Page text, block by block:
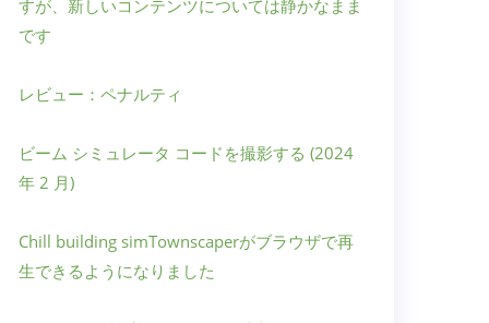
すが、新しいコンテンツについては静かなまま
です
レビュー：ペナルティ
ビーム シミュレータ コードを撮影する (2024
年 2 月)
Chill building simTownscaperがブラウザで再
生できるようになりました